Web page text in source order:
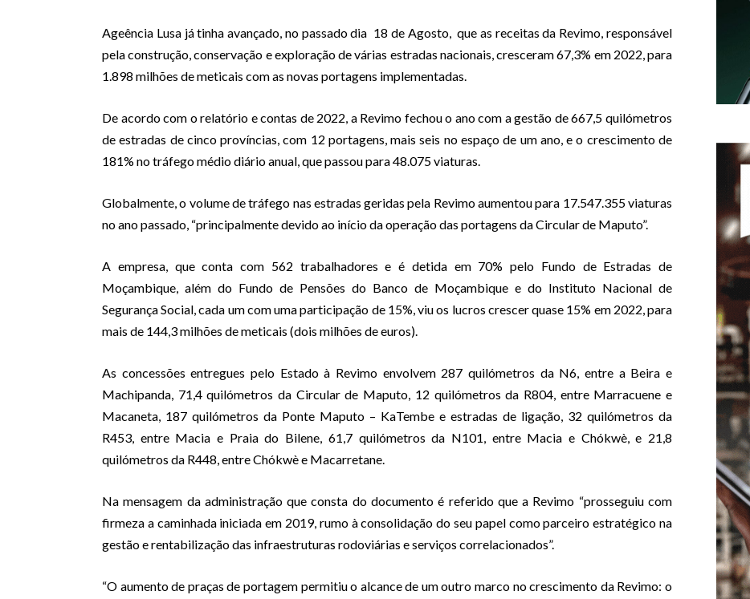
Ageência Lusa já tinha avançado, no passado dia 18 de Agosto, que as receitas da Revimo, responsável
pela construção, conservação e exploração de várias estradas nacionais, cresceram 67,3% em 2022, para
1.898 milhões de meticais com as novas portagens implementadas.
De acordo com o relatório e contas de 2022, a Revimo fechou o ano com a gestão de 667,5 quilómetros
de estradas de cinco províncias, com 12 portagens, mais seis no espaço de um ano, e o crescimento de
181% no tráfego médio diário anual, que passou para 48.075 viaturas.
Globalmente, o volume de tráfego nas estradas geridas pela Revimo aumentou para 17.547.355 viaturas
no ano passado, “principalmente devido ao início da operação das portagens da Circular de Maputo”.
A empresa, que conta com 562 trabalhadores e é detida em 70% pelo Fundo de Estradas de
Moçambique, além do Fundo de Pensões do Banco de Moçambique e do Instituto Nacional de
Segurança Social, cada um com uma participação de 15%, viu os lucros crescer quase 15% em 2022, para
mais de 144,3 milhões de meticais (dois milhões de euros).
As concessões entregues pelo Estado à Revimo envolvem 287 quilómetros da N6, entre a Beira e
Machipanda, 71,4 quilómetros da Circular de Maputo, 12 quilómetros da R804, entre Marracuene e
Macaneta, 187 quilómetros da Ponte Maputo – KaTembe e estradas de ligação, 32 quilómetros da
R453, entre Macia e Praia do Bilene, 61,7 quilómetros da N101, entre Macia e Chókwè, e 21,8
quilómetros da R448, entre Chókwè e Macarretane.
Na mensagem da administração que consta do documento é referido que a Revimo “prosseguiu com
firmeza a caminhada iniciada em 2019, rumo à consolidação do seu papel como parceiro estratégico na
gestão e rentabilização das infraestruturas rodoviárias e serviços correlacionados”.
“O aumento de praças de portagem permitiu o alcance de um outro marco no crescimento da Revimo: o